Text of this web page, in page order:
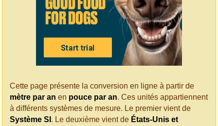
Cette page présente la conversion en ligne à partir de
mètre par an en pouce par an. Ces unités appartiennent
à différents systèmes de mesure. Le premier vient de
Système SI . Le deuxième vient de États-Unis et